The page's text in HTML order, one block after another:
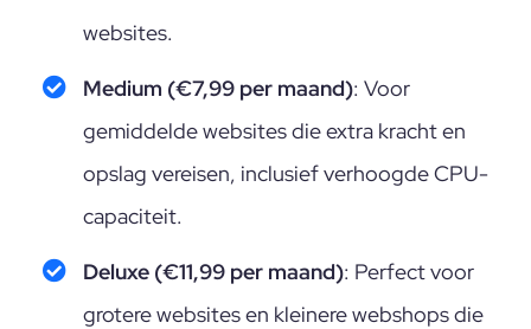
websites.
Medium (€7,99 per maand): Voor
gemiddelde websites die extra kracht en
opslag vereisen, inclusief verhoogde CPU-
capaciteit.
Deluxe (€11,99 per maand): Perfect voor
grotere websites en kleinere webshops die